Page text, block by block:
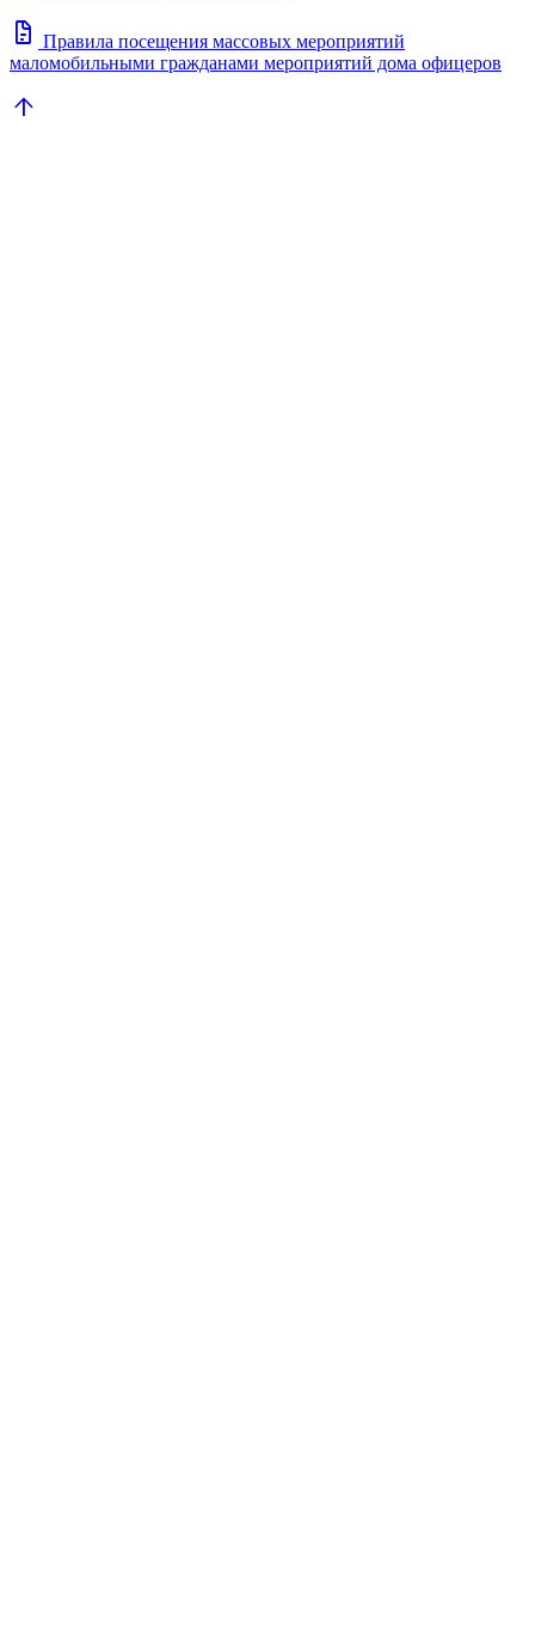
docs Правила посещения массовых мероприятий
маломобильными гражданами мероприятий дома офицеров
arrow_upward